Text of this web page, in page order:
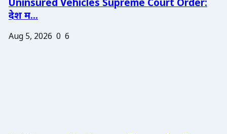
Uninsured Vehicles Supreme Court Order:
देश म...
Aug 5, 2026 0 6